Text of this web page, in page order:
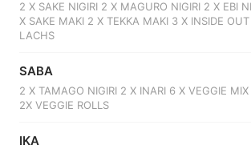
2 X SAKE NIGIRI 2 X MAGURO NIGIRI 2 X EBI
X SAKE MAKI 2 X TEKKA MAKI 3 X INSIDE OUT
LACHS
SABA
2 X TAMAGO NIGIRI 2 X INARI 6 X VEGGIE
2X VEGGIE ROLLS
IKA